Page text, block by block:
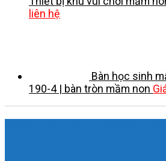
liên hệ
Bàn học sinh
190-4 | bàn tròn mầm non